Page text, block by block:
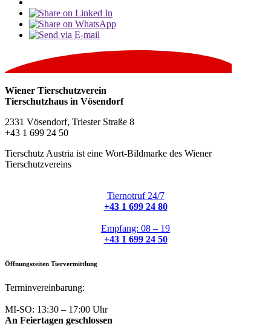
Wiener Tierschutzverein
Tierschutzhaus in Vösendorf
2331 Vösendorf, Triester Straße 8
+43 1 699 24 50
Tierschutz Austria ist eine Wort-Bildmarke des Wiener
Tierschutzvereins
Tiernotruf 24/7
+43 1 699 24 80
Empfang: 08 – 19
+43 1 699 24 50
Öffnungszeiten Tiervermittlung
Terminvereinbarung:
MI-SO: 13:30 – 17:00 Uhr
An Feiertagen geschlossen